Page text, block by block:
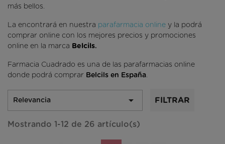
más bellos.
La encontrará en nuestra parafarmacia online y la podrá
comprar online con los mejores precios y promociones
online en la marca Belcils.
Farmacia Cuadrado es una de las parafarmacias online
donde podrá comprar Belcils en España.
Relevancia  FILTRAR
Mostrando 1-12 de 26 artículo(s)